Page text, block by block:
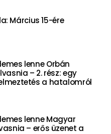
Március 15-ére
lenne Orbán
– 2. rész: egy
a hatalomról
lenne Magyar
– erős üzenet a